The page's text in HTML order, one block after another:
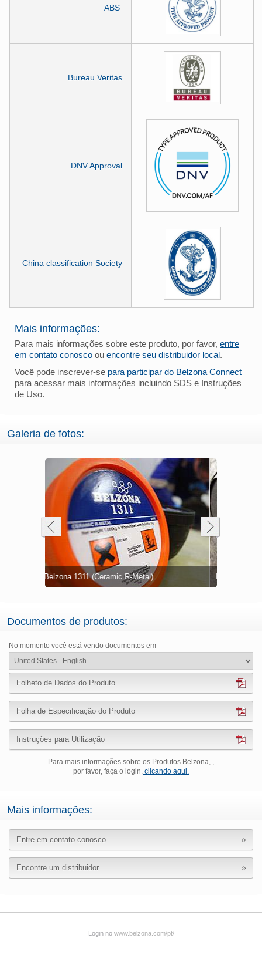
ABS
Bureau Veritas
DNV Approval
China classification Society
Mais informações:
Para mais informações sobre este produto, por favor, entre
em contato conosco ou encontre seu distribuidor local.
Você pode inscrever-se para participar do Belzona Connect
para acessar mais informações incluindo SDS e Instruções
de Uso.
Galeria de fotos:
Bomba de água do mar danificada
Documentos de produtos:
No momento você está vendo documentos em
Folheto de Dados do Produto
Folha de Especificação do Produto
Instruções para Utilização
Para mais informações sobre os Produtos Belzona, ,
por favor, faça o login, clicando aqui.
Mais informações:
Entre em contato conosco
Encontre um distribuidor
Login no www.belzona.com/pt/